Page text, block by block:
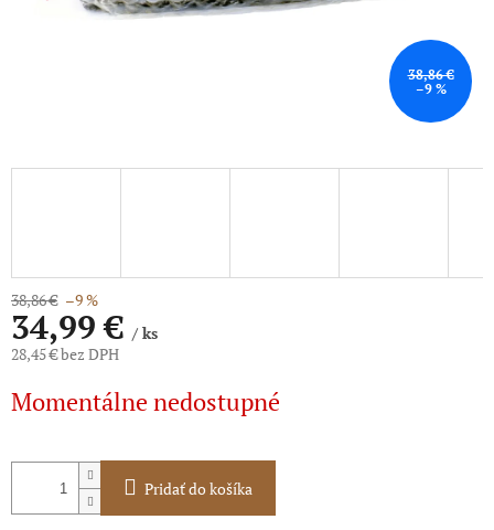
38,86 €
–9 %
38,86 € –9 %
34,99 €/ ks
28,45 € bez DPH
cena:
Momentálne nedostupné
Pridať do košíka